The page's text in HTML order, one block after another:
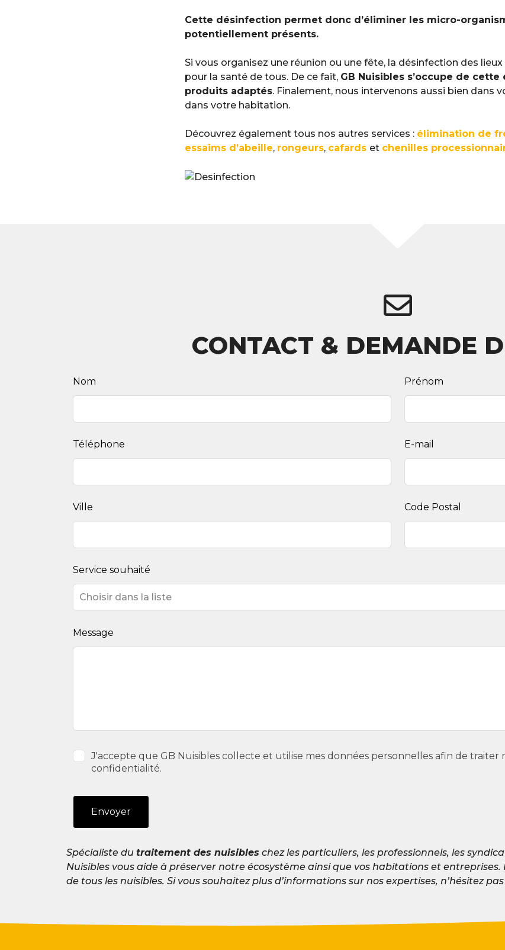
Cette désinfection permet donc d’éliminer les micro-
potentiellement présents.
Si vous organisez une réunion ou une fête, la désinfection des
pour la santé de tous. De ce fait, GB Nuisibles s’occupe de
produits adaptés. Finalement, nous intervenons aussi bien dans
dans votre habitation.
Découvrez également tous nos autres services : élimination de
essaims d’abeille, rongeurs, cafards et chenilles
CONTACT & DEMANDE
Leave
blank
Nom Prénom
Téléphone E-mail
Ville Code Postal
Service souhaité
Message
J'accepte que GB Nuisibles collecte et utilise mes données personnelles afin de
confidentialité.
Envoyer
Spécialiste du traitement des nuisibles chez les particuliers, les professionnels, les
Nuisibles vous aide à préserver notre écosystème ainsi que vos habitations et
de tous les nuisibles. Si vous souhaitez plus d’informations sur nos expertises, n’hésitez